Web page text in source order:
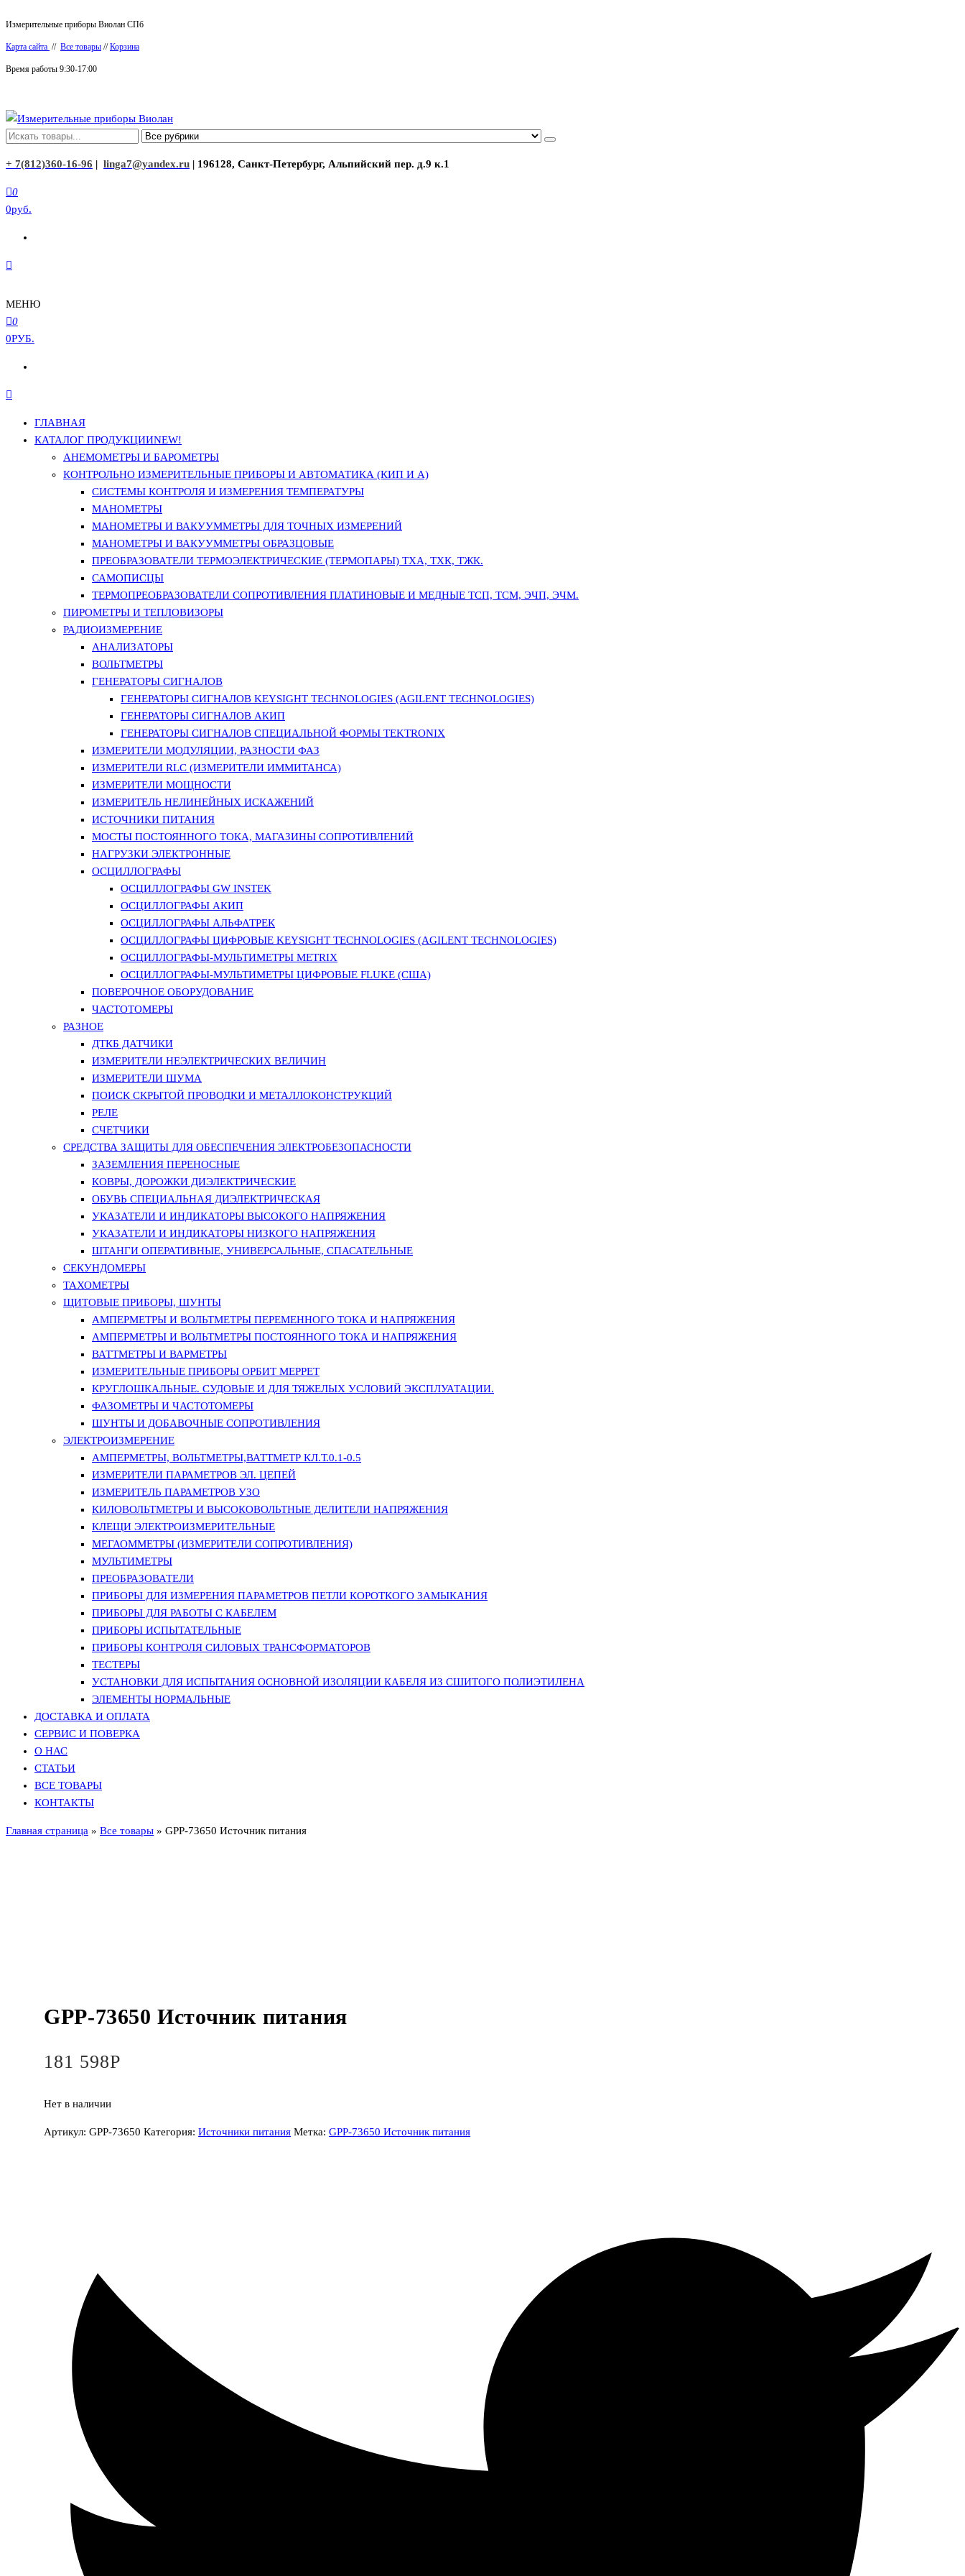
к
содержимому
Измерительные приборы Виолан СПб
Карта сайта // Все товары //Корзина
Время работы 9:30-17:00
Измерительные приборы Виолан
+ 7(812)360-16-96 | linga7@yandex.ru | 196128, Санкт-Петербург, Альпийский пер. д.9 к.1
0
0руб.
МЕНЮ
0
0РУБ.
ГЛАВНАЯ
КАТАЛОГ ПРОДУКЦИИNEW!
АНЕМОМЕТРЫ И БАРОМЕТРЫ
КОНТРОЛЬНО ИЗМЕРИТЕЛЬНЫЕ ПРИБОРЫ И АВТОМАТИКА (КИП И А)
СИСТЕМЫ КОНТРОЛЯ И ИЗМЕРЕНИЯ ТЕМПЕРАТУРЫ
МАНОМЕТРЫ
МАНОМЕТРЫ И ВАКУУММЕТРЫ ДЛЯ ТОЧНЫХ ИЗМЕРЕНИЙ
МАНОМЕТРЫ И ВАКУУММЕТРЫ ОБРАЗЦОВЫЕ
ПРЕОБРАЗОВАТЕЛИ ТЕРМОЭЛЕКТРИЧЕСКИЕ (ТЕРМОПАРЫ) ТХА, ТХК, ТЖК.
САМОПИСЦЫ
ТЕРМОПРЕОБРАЗОВАТЕЛИ СОПРОТИВЛЕНИЯ ПЛАТИНОВЫЕ И МЕДНЫЕ ТСП, ТСМ, ЭЧП, ЭЧМ.
ПИРОМЕТРЫ И ТЕПЛОВИЗОРЫ
РАДИОИЗМЕРЕНИЕ
АНАЛИЗАТОРЫ
ВОЛЬТМЕТРЫ
ГЕНЕРАТОРЫ СИГНАЛОВ
ГЕНЕРАТОРЫ СИГНАЛОВ KEYSIGHT TECHNOLOGIES (AGILENT TECHNOLOGIES)
ГЕНЕРАТОРЫ СИГНАЛОВ АКИП
ГЕНЕРАТОРЫ СИГНАЛОВ СПЕЦИАЛЬНОЙ ФОРМЫ TEKTRONIX
ИЗМЕРИТЕЛИ МОДУЛЯЦИИ, РАЗНОСТИ ФАЗ
ИЗМЕРИТЕЛИ RLC (ИЗМЕРИТЕЛИ ИММИТАНСА)
ИЗМЕРИТЕЛИ МОЩНОСТИ
ИЗМЕРИТЕЛЬ НЕЛИНЕЙНЫХ ИСКАЖЕНИЙ
ИСТОЧНИКИ ПИТАНИЯ
МОСТЫ ПОСТОЯННОГО ТОКА, МАГАЗИНЫ СОПРОТИВЛЕНИЙ
НАГРУЗКИ ЭЛЕКТРОННЫЕ
ОСЦИЛЛОГРАФЫ
ОСЦИЛЛОГРАФЫ GW INSTEK
ОСЦИЛЛОГРАФЫ АКИП
ОСЦИЛЛОГРАФЫ АЛЬФАТРЕК
ОСЦИЛЛОГРАФЫ ЦИФРОВЫЕ KEYSIGHT TECHNOLOGIES (AGILENT TECHNOLOGIES)
ОСЦИЛЛОГРАФЫ-МУЛЬТИМЕТРЫ METRIX
ОСЦИЛЛОГРАФЫ-МУЛЬТИМЕТРЫ ЦИФРОВЫЕ FLUKE (США)
ПОВЕРОЧНОЕ ОБОРУДОВАНИЕ
ЧАСТОТОМЕРЫ
РАЗНОЕ
ДТКБ ДАТЧИКИ
ИЗМЕРИТЕЛИ НЕЭЛЕКТРИЧЕСКИХ ВЕЛИЧИН
ИЗМЕРИТЕЛИ ШУМА
ПОИСК СКРЫТОЙ ПРОВОДКИ И МЕТАЛЛОКОНСТРУКЦИЙ
РЕЛЕ
СЧЕТЧИКИ
СРЕДСТВА ЗАЩИТЫ ДЛЯ ОБЕСПЕЧЕНИЯ ЭЛЕКТРОБЕЗОПАСНОСТИ
ЗАЗЕМЛЕНИЯ ПЕРЕНОСНЫЕ
КОВРЫ, ДОРОЖКИ ДИЭЛЕКТРИЧЕСКИЕ
ОБУВЬ СПЕЦИАЛЬНАЯ ДИЭЛЕКТРИЧЕСКАЯ
УКАЗАТЕЛИ И ИНДИКАТОРЫ ВЫСОКОГО НАПРЯЖЕНИЯ
УКАЗАТЕЛИ И ИНДИКАТОРЫ НИЗКОГО НАПРЯЖЕНИЯ
ШТАНГИ ОПЕРАТИВНЫЕ, УНИВЕРСАЛЬНЫЕ, СПАСАТЕЛЬНЫЕ
СЕКУНДОМЕРЫ
ТАХОМЕТРЫ
ЩИТОВЫЕ ПРИБОРЫ, ШУНТЫ
АМПЕРМЕТРЫ И ВОЛЬТМЕТРЫ ПЕРЕМЕННОГО ТОКА И НАПРЯЖЕНИЯ
АМПЕРМЕТРЫ И ВОЛЬТМЕТРЫ ПОСТОЯННОГО ТОКА И НАПРЯЖЕНИЯ
ВАТТМЕТРЫ И ВАРМЕТРЫ
ИЗМЕРИТЕЛЬНЫЕ ПРИБОРЫ ОРБИТ МЕРРЕТ
КРУГЛОШКАЛЬНЫЕ. СУДОВЫЕ И ДЛЯ ТЯЖЕЛЫХ УСЛОВИЙ ЭКСПЛУАТАЦИИ.
ФАЗОМЕТРЫ И ЧАСТОТОМЕРЫ
ШУНТЫ И ДОБАВОЧНЫЕ СОПРОТИВЛЕНИЯ
ЭЛЕКТРОИЗМЕРЕНИЕ
АМПЕРМЕТРЫ, ВОЛЬТМЕТРЫ,ВАТТМЕТР КЛ.Т.0.1-0.5
ИЗМЕРИТЕЛИ ПАРАМЕТРОВ ЭЛ. ЦЕПЕЙ
ИЗМЕРИТЕЛЬ ПАРАМЕТРОВ УЗО
КИЛОВОЛЬТМЕТРЫ И ВЫСОКОВОЛЬТНЫЕ ДЕЛИТЕЛИ НАПРЯЖЕНИЯ
КЛЕЩИ ЭЛЕКТРОИЗМЕРИТЕЛЬНЫЕ
МЕГАОММЕТРЫ (ИЗМЕРИТЕЛИ СОПРОТИВЛЕНИЯ)
МУЛЬТИМЕТРЫ
ПРЕОБРАЗОВАТЕЛИ
ПРИБОРЫ ДЛЯ ИЗМЕРЕНИЯ ПАРАМЕТРОВ ПЕТЛИ КОРОТКОГО ЗАМЫКАНИЯ
ПРИБОРЫ ДЛЯ РАБОТЫ С КАБЕЛЕМ
ПРИБОРЫ ИСПЫТАТЕЛЬНЫЕ
ПРИБОРЫ КОНТРОЛЯ СИЛОВЫХ ТРАНСФОРМАТОРОВ
ТЕСТЕРЫ
УСТАНОВКИ ДЛЯ ИСПЫТАНИЯ ОСНОВНОЙ ИЗОЛЯЦИИ КАБЕЛЯ ИЗ СШИТОГО ПОЛИЭТИЛЕНА
ЭЛЕМЕНТЫ НОРМАЛЬНЫЕ
ДОСТАВКА И ОПЛАТА
СЕРВИС И ПОВЕРКА
О НАС
СТАТЬИ
ВСЕ ТОВАРЫ
КОНТАКТЫ
Главная страница » Все товары » GPP-73650 Источник питания
GPP-73650 Источник питания
181 598Р
Нет в наличии
Артикул:GPP-73650 Категория:Источники питания Метка:GPP-73650 Источник питания